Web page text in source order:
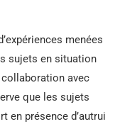
menées
sujets en situation
avec
que les sujets
en présence d’autrui